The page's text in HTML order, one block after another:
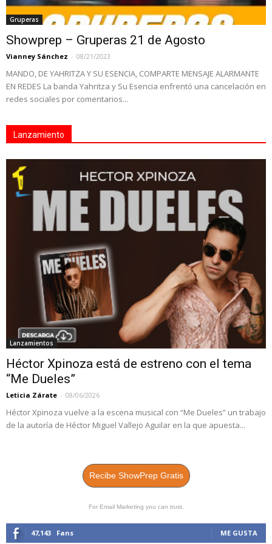
Gruperas
Showprep – Gruperas 21 de Agosto
Vianney Sánchez - 08/21/2023
MANDO, DE YAHRITZA Y SU ESENCIA, COMPARTE MENSAJE ALARMANTE
EN REDES La banda Yahritza y Su Esencia enfrentó una cancelación en
redes sociales por comentarios...
Lanzamiento
Lanzamientos
Héctor Xpinoza está de estreno con el tema
“Me Dueles”
Leticia Zárate - 08/06/2026
Héctor Xpinoza vuelve a la escena musical con “Me Dueles” un trabajo
de la autoría de Héctor Miguel Vallejo Aguilar en la que apuesta...
Recibe ShowPrep Gratis
For Email Marketing you can trust.
47,143 Fans ME GUSTA